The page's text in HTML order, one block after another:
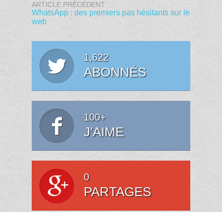
ARTICLE PRÉCÉDENT
WhatsApp : des premiers pas hésitants sur le
web
1,622
ABONNÉS
100+
J′AIME
0
PARTAGES